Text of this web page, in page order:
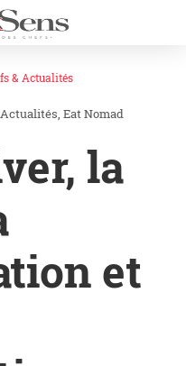
& Actualités
Eat Nomad
la
et